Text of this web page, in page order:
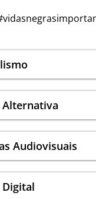
Alternativa
Audiovisuais